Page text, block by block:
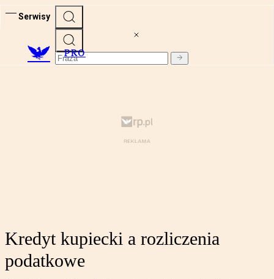
Serwisy
PRO
Kredyt kupiecki a rozliczenia
podatkowe